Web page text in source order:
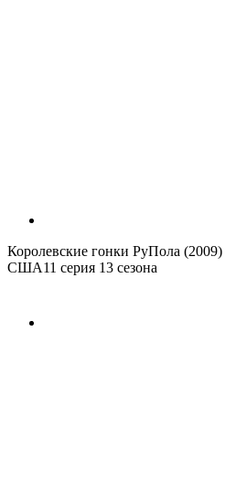
Королевские гонки РуПола (2009)
США11 серия 13 сезона